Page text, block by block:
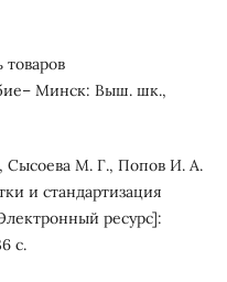
товаров
Минск: Выш. шк.,
Сысоева М. Г., Попов И. А.
и стандартизация
ресурс]:
с.